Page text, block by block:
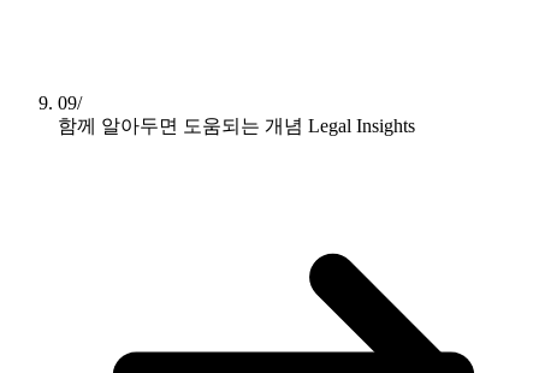
09/
함께 알아두면 도움되는 개념 Legal Insights